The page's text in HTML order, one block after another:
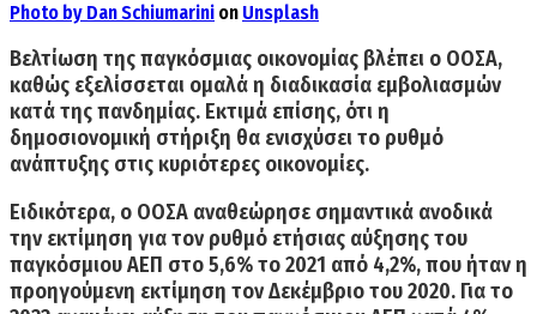
Photo by Dan Schiumarini on Unsplash
Βελτίωση της παγκόσμιας οικονομίας βλέπει ο ΟΟΣΑ,
καθώς εξελίσσεται ομαλά η διαδικασία εμβολιασμών
κατά της πανδημίας. Εκτιμά επίσης, ότι η
δημοσιονομική στήριξη θα ενισχύσει το ρυθμό
ανάπτυξης στις κυριότερες οικονομίες.
Ειδικότερα, ο ΟΟΣΑ αναθεώρησε σημαντικά ανοδικά
την εκτίμηση για τον ρυθμό ετήσιας αύξησης του
παγκόσμιου ΑΕΠ στο 5,6% το 2021 από 4,2%,που ήταν η
προηγούμενη εκτίμηση τον Δεκέμβριο του 2020. Για το